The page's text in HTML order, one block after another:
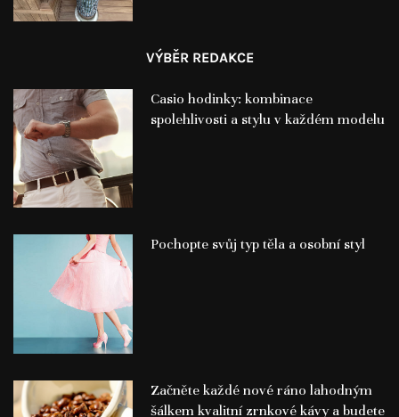
VÝBĚR REDAKCE
Casio hodinky: kombinace
spolehlivosti a stylu v každém modelu
Pochopte svůj typ těla a osobní styl
Začněte každé nové ráno lahodným
šálkem kvalitní zrnkové kávy a budete